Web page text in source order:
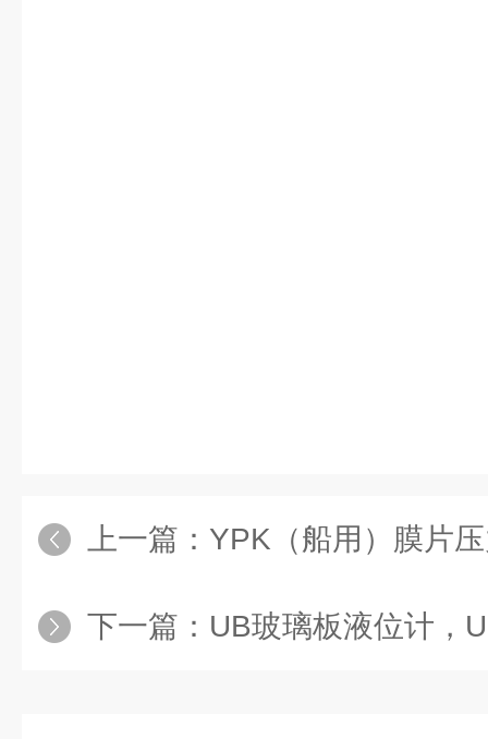
上一篇： YPK（船用）膜片压力控制器，
下一篇： UB玻璃板液位计，UB-2